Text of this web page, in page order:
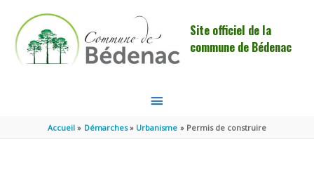
Site officiel de la
commune de Bédenac
MENU
PRINCIPAL
Accueil Démarches Urbanisme Permis de construire